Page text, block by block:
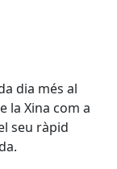
dia més al
la Xina com a
seu ràpid